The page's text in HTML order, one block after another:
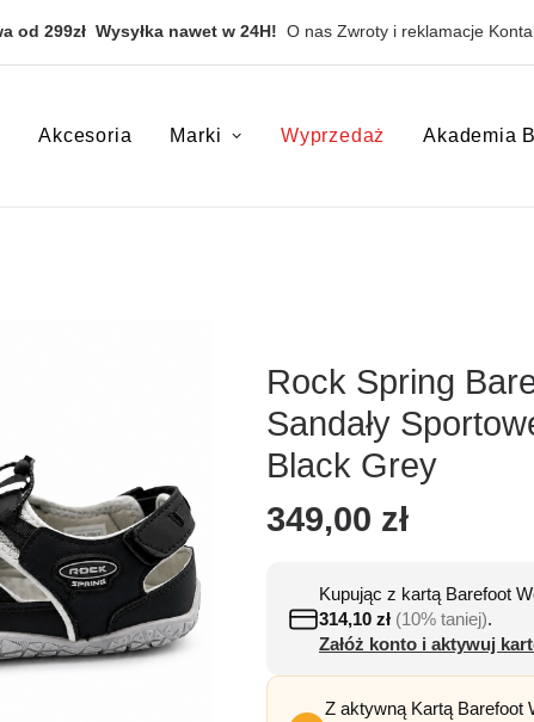
od 299zł Wysyłka nawet w 24H! O nas Zwroty i reklamacje
Akcesoria Marki Wyprzedaż Akademia
Rock Spring
Sandały
Black Grey
349,00 zł
Kupując z kartą Barefoot
314,10 zł (10% taniej).
Załóż konto i aktywuj
Z aktywną Kartą Barefoot